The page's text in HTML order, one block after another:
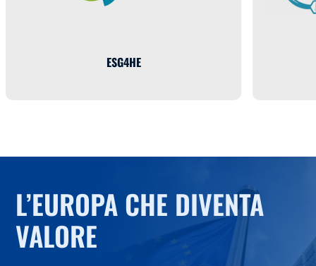
ESG4HE
L’EUROPA CHE DIVENTA
VALORE